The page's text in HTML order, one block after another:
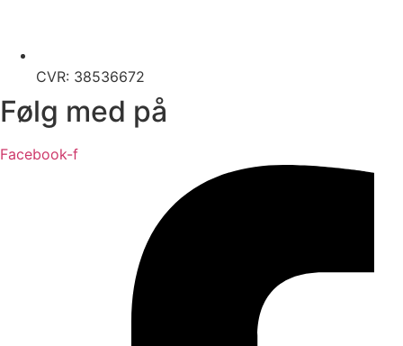
CVR: 38536672
Følg med på
Facebook-f